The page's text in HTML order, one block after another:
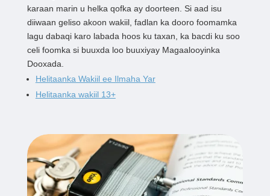
karaan marin u helka qofka ay doorteen. Si aad isu
diiwaan geliso akoon wakiil, fadlan ka dooro foomamka
lagu dabaqi karo labada hoos ku taxan, ka bacdi ku soo
celi foomka si buuxda loo buuxiyay Magaalooyinka
Dooxada.
Helitaanka Wakiil ee Ilmaha Yar
Helitaanka wakiil 13+